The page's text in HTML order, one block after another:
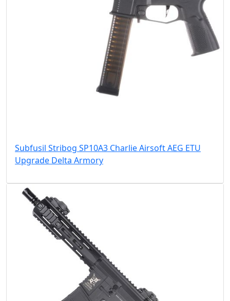
Subfusil Stribog SP10A3 Charlie Airsoft AEG ETU
Upgrade Delta Armory